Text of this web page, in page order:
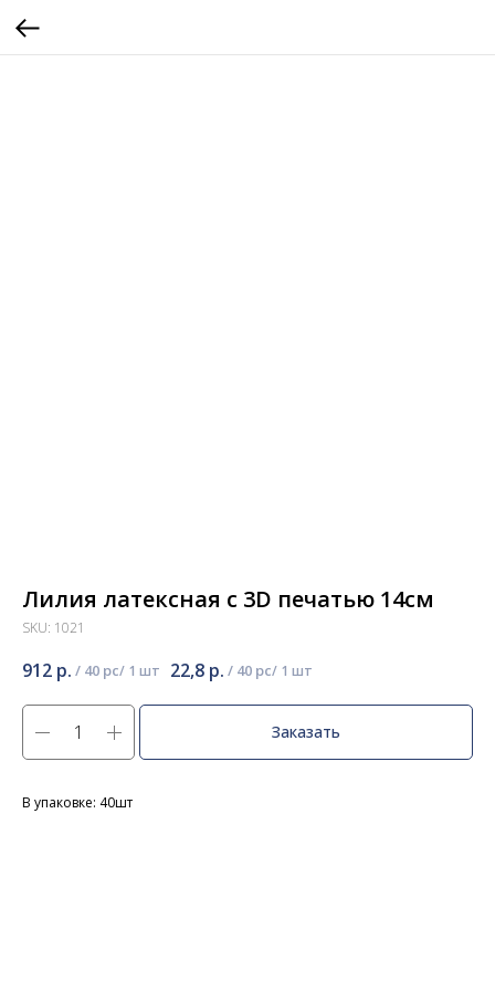
Лилия латексная с 3D печатью 14см
SKU: 1021
912 р. / 40 pc 22,8 р. / 40 pc
Заказать
В упаковке: 40шт